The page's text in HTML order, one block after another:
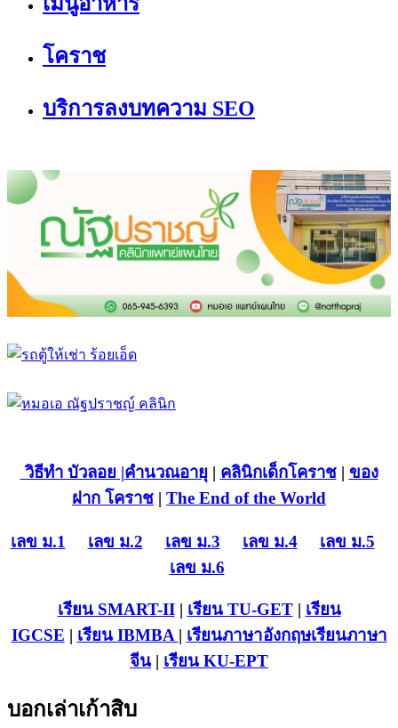
โคราช
บริการลงบทความ SEO
วิธีทำ บัวลอย |คำนวณอายุ | คลินิกเด็กโคราช| ของ
ฝาก โคราช | The End of the World
เลข ม.1 เลข ม.2 เลข ม.3 เลข ม.4
เลข ม.5
เลข ม.6
เรียน SMART-II| เรียน TU-GET| เรียน
IGCSE | เรียน IBMBA | เรียนภาษาอังกฤษเรียนภาษา
จีน | เรียน KU-EPT
บอกเล่าเก้าสิบ